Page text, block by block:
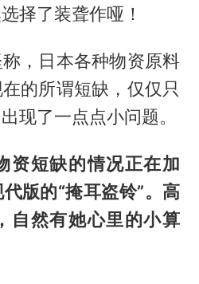
择了装聋作哑！
，日本各种物资原料
的所谓短缺，仅仅只
现了一点点小问题。
资短缺的情况正在加
版的“掩耳盗铃”。高
自然有她心里的小算